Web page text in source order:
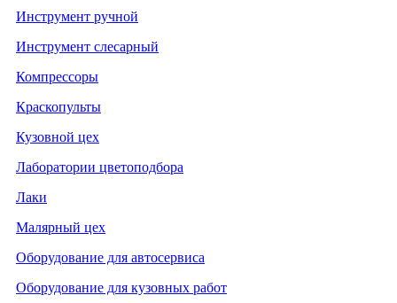
Инструмент ручной
Инструмент слесарный
Компрессоры
Краскопульты
Кузовной цех
Лаборатории цветоподбора
Лаки
Малярный цех
Оборудование для автосервиса
Оборудование для кузовных работ